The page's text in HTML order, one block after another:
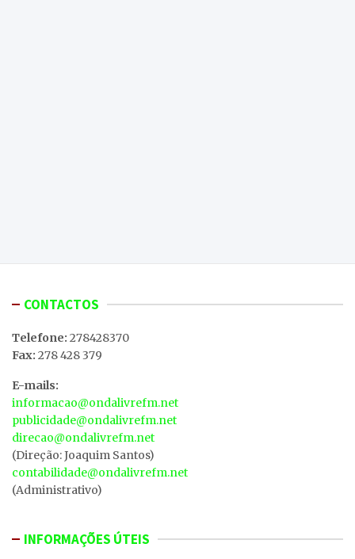
CONTACTOS
Telefone: 278428370
Fax: 278 428 379
E-mails:
informacao@ondalivrefm.net
publicidade@ondalivrefm.net
direcao@ondalivrefm.net
(Direção: Joaquim Santos)
contabilidade@ondalivrefm.net
(Administrativo)
INFORMAÇÕES ÚTEIS